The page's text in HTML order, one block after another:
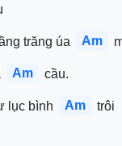
trăng úa Am
Am cầu.
lục bình Am trôi